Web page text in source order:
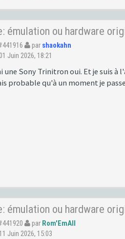
émulation ou hardware
par shaokahn
Juin 2026, 18:21
une Sony Trinitron oui. Et je suis à
probable qu'à un moment je
émulation ou hardware
par Rom'EmAll
11 Juin 2026, 15:03